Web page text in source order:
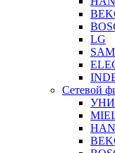
LG
Сетевой